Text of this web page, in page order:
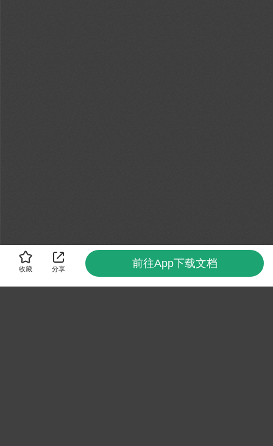
收藏 分享 前往App下载文档